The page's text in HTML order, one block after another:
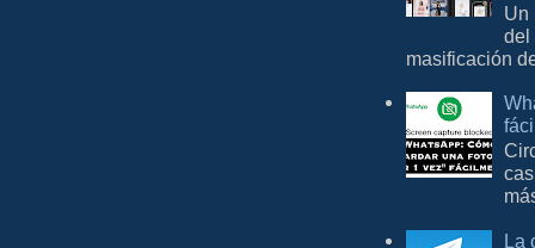
Un
del
masificación
La